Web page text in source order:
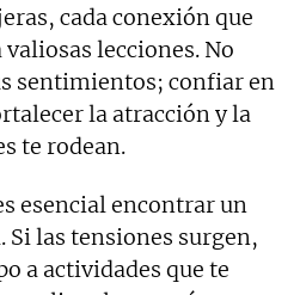
cada conexión que
lecciones. No
sentimientos; confiar en
la atracción y la
te rodean.
esencial encontrar un
las tensiones surgen,
a actividades que te